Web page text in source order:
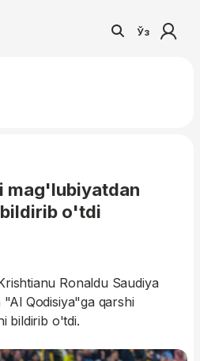
Ўз
mag'lubiyatdan
o'tdi
Ronaldu Saudiya
Qodisiya"ga qarshi
bildirib o'tdi.